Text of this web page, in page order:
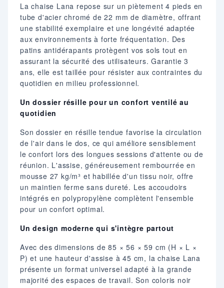
La chaise Lana repose sur un piètement 4 pieds en
tube d'acier chromé de 22 mm de diamètre, offrant
une stabilité exemplaire et une longévité adaptée
aux environnements à forte fréquentation. Des
patins antidérapants protègent vos sols tout en
assurant la sécurité des utilisateurs. Garantie 3
ans, elle est taillée pour résister aux contraintes du
quotidien en milieu professionnel.
Un dossier résille pour un confort ventilé au
quotidien
Son dossier en résille tendue favorise la circulation
de l'air dans le dos, ce qui améliore sensiblement
le confort lors des longues sessions d'attente ou de
réunion. L'assise, généreusement rembourrée en
mousse 27 kg/m³ et habillée d'un tissu noir, offre
un maintien ferme sans dureté. Les accoudoirs
intégrés en polypropylène complètent l'ensemble
pour un confort optimal.
Un design moderne qui s'intègre partout
Avec des dimensions de 85 × 56 × 59 cm (H × L ×
P) et une hauteur d'assise à 45 cm, la chaise Lana
présente un format universel adapté à la grande
majorité des espaces de travail. Son coloris noir